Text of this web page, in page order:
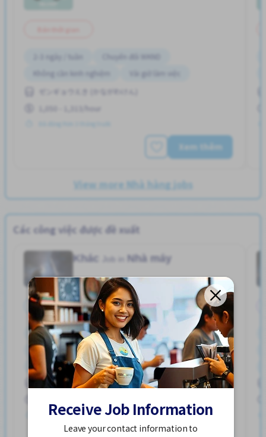
2-3 ngày / tuần
Chuyển đổi WKND
Không cần kinh nghiệm
Vài giờ làm việc
ゼンギョウえき (かながわけん)
1,050 - 1,313/hour
Xem thêm
View more Nhà hàng jobs
Các công việc được đề xuất
Khác Nhà máy
Toàn thời gian
Bãi đậu xe đạp Bãi đỗ xe
Gần ga tàu
Giao dịch đã thanh toán
Hỗ trợ bữa ăn
Ký túc xá được bảo hiểm một phần
Lao động người nước ngoài
Nâng cao Phúc lợi
ハユカえき (かがわけん)
Đã đăng 2 tuần trước
Receive Job Information
Leave your contact information to